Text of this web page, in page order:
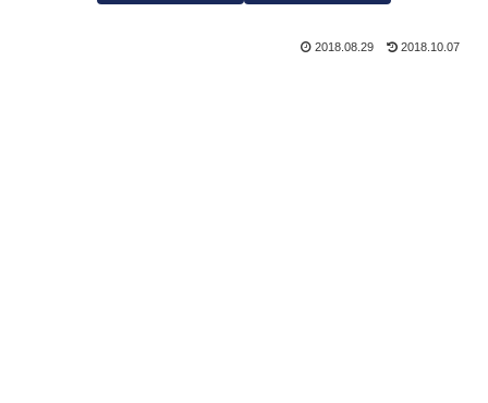
2018.08.29 2018.10.07